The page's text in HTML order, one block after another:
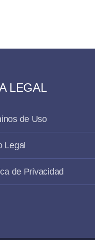
LEGAL
de Uso
Legal
de Privacidad